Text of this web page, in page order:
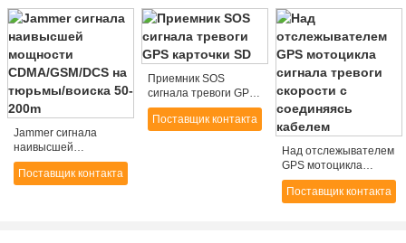
Jammer сигнала
наивысшей
мощности
CDMA/GSM/DCS на
Поставщик контакта
Приемник SOS
сигнала тревоги GPS
карточки SD
Поставщик контакта
Над отслежывателем
GPS мотоцикла
сигнала тревоги
скорости с
Поставщик контакта